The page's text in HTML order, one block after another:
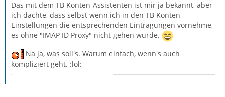
Das mit dem TB Konten-Assistenten ist mir ja bekannt, aber
ich dachte, dass selbst wenn ich in den TB Konten-
Einstellungen die entsprechenden Eintragungen vornehme,
es ohne "IMAP ID Proxy" nicht gehen würde.
Na ja, was soll's. Warum einfach, wenn's auch
kompliziert geht. :lol: